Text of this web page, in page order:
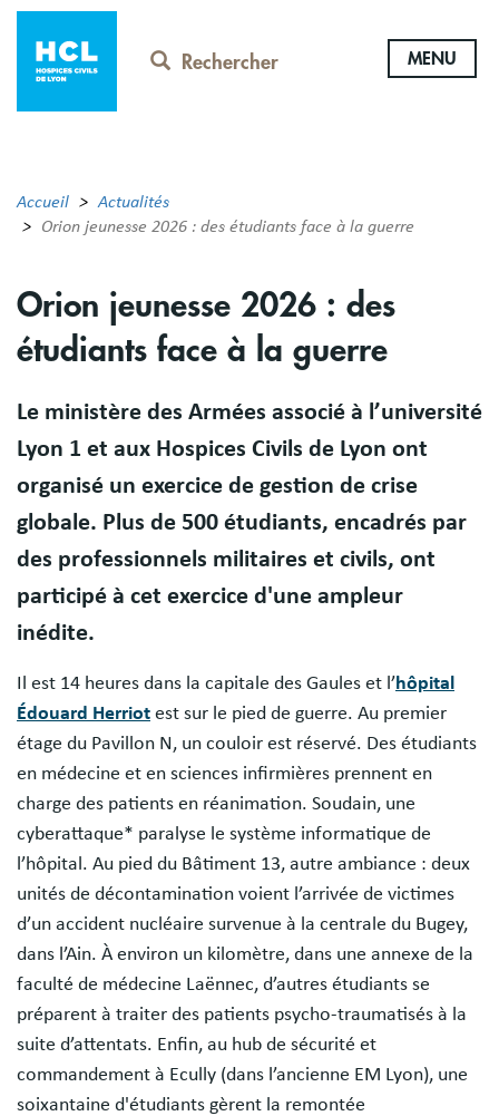
Aller
contenu
principal
Rechercher MENU
Accueil
Actualités
Orion jeunesse 2026 : des étudiants face à la guerre
Orion jeunesse 2026 : des
étudiants face à la guerre
Le ministère des Armées associé à l’université
Lyon 1 et aux Hospices Civils de Lyon ont
organisé un exercice de gestion de crise
globale. Plus de 500 étudiants, encadrés par
des professionnels militaires et civils, ont
participé à cet exercice d'une ampleur
inédite.
Il est 14 heures dans la capitale des Gaules et l’hôpital
Édouard Herriot est sur le pied de guerre. Au premier
étage du Pavillon N, un couloir est réservé. Des étudiants
en médecine et en sciences infirmières prennent en
charge des patients en réanimation. Soudain, une
cyberattaque* paralyse le système informatique de
l’hôpital. Au pied du Bâtiment 13, autre ambiance : deux
unités de décontamination voient l’arrivée de victimes
d’un accident nucléaire survenue à la centrale du Bugey,
dans l’Ain. À environ un kilomètre, dans une annexe de la
faculté de médecine Laënnec, d’autres étudiants se
préparent à traiter des patients psycho-traumatisés à la
suite d’attentats. Enfin, au hub de sécurité et
commandement à Ecully (dans l’ancienne EM Lyon), une
soixantaine d'étudiants gèrent la remontée